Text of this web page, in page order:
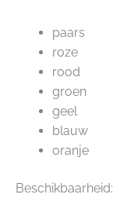
paars
roze
rood
groen
geel
blauw
oranje
Beschikbaarheid: